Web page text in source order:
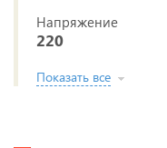
Напряжение
220
Показать все